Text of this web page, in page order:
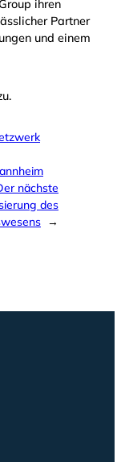
ihren
Partner
und einem
nächste
des
→